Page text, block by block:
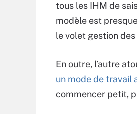
tous les IHM de
modèle est
le volet gestion
En outre, l’autre
un mode de travail
commencer petit,